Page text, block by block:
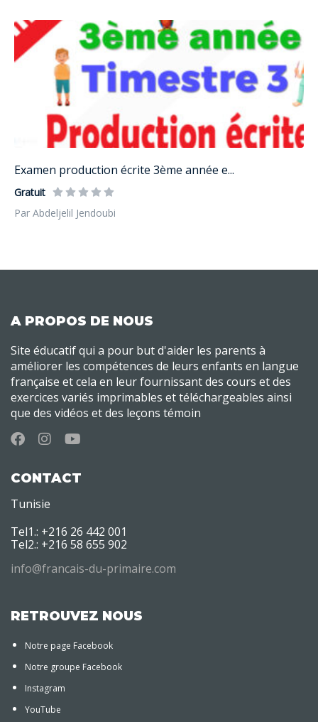
Examen production écrite 3ème année e...
Gratuit
Par Abdeljelil Jendoubi
A PROPOS DE NOUS
Site éducatif qui a pour but d'aider les parents à
améliorer les compétences de leurs enfants en langue
française et cela en leur fournissant des cours et des
exercices variés imprimables et téléchargeables ainsi
que des vidéos et des leçons témoin
CONTACT
Tunisie
Tel1.: +216 26 442 001
Tel2.: +216 58 655 902
info@francais-du-primaire.com
RETROUVEZ NOUS
Notre page Facebook
Notre groupe Facebook
Instagram
YouTube